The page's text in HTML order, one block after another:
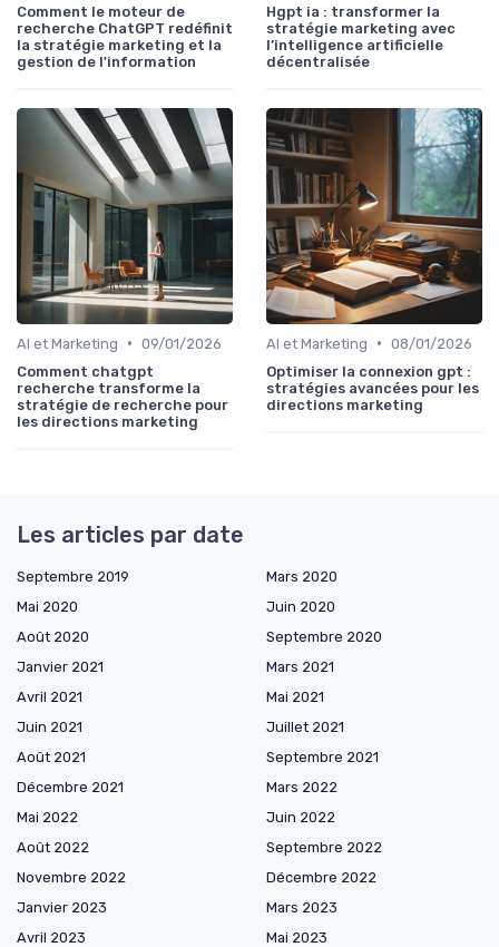
Comment le moteur de
recherche ChatGPT redéfinit
la stratégie marketing et la
gestion de l'information
Hgpt ia : transformer la
stratégie marketing avec
l’intelligence artificielle
décentralisée
AI et Marketing • 09/01/2026
Comment chatgpt
recherche transforme la
stratégie de recherche pour
les directions marketing
AI et Marketing • 08/01/2026
Optimiser la connexion gpt :
stratégies avancées pour les
directions marketing
Les articles par date
Septembre 2019
Mars 2020
Mai 2020
Juin 2020
Août 2020
Septembre 2020
Janvier 2021
Mars 2021
Avril 2021
Mai 2021
Juin 2021
Juillet 2021
Août 2021
Septembre 2021
Décembre 2021
Mars 2022
Mai 2022
Juin 2022
Août 2022
Septembre 2022
Novembre 2022
Décembre 2022
Janvier 2023
Mars 2023
Avril 2023
Mai 2023